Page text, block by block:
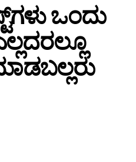
ಒಂದು